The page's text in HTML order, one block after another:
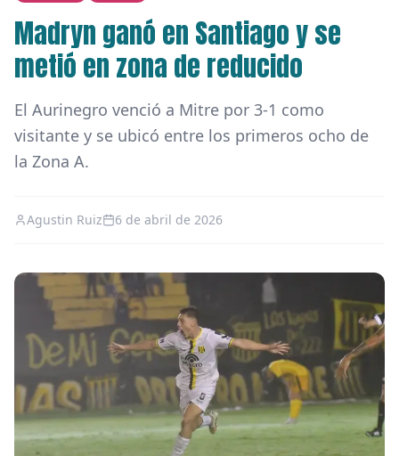
Madryn ganó en Santiago y se
metió en zona de reducido
El Aurinegro venció a Mitre por 3-1 como
visitante y se ubicó entre los primeros ocho de
la Zona A.
Agustin Ruiz 6 de abril de 2026